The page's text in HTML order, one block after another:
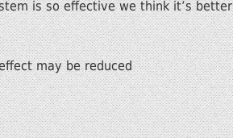
is so effective we think it’s better
may be reduced